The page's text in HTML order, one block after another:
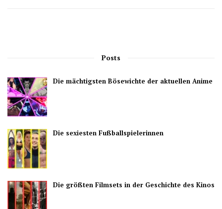
Posts
Die mächtigsten Bösewichte der aktuellen Anime
Die sexiesten Fußballspielerinnen
Die größten Filmsets in der Geschichte des Kinos